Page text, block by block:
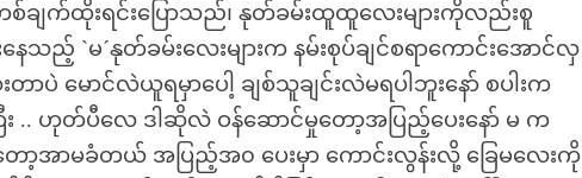
စ်ချက်ထိုးရင်းပြောသည်၊ နုတ်ခမ်းထူထူလေးများကိုလည်းစူ
သည့် `မ´နုတ်ခမ်းလေးများက နမ်းစုပ်ချင်စရာကောင်းအောင်လှ
ပဲ မောင်လဲယူရမှာပေါ့ ချစ်သူချင်းလဲမရပါဘူးနော် စပါးက
ဟုတ်ပီလေ ဒါဆိုလဲ ဝန်ဆောင်မှုတော့အပြည့်ပေးနော် မ က
ာ့အာမခံတယ် အပြည့်အ၀ ပေးမှာ ကောင်းလွန်းလို့ ခြေမလေးကို